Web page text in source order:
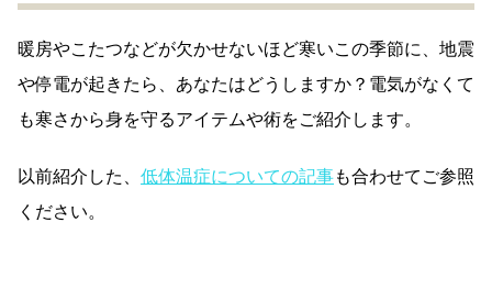
暖房やこたつなどが欠かせないほど寒いこの季節に、地震
や停電が起きたら、あなたはどうしますか？電気がなくて
も寒さから身を守るアイテムや術をご紹介します。
以前紹介した、 低体温症についての記事も合わせてご参照
ください。